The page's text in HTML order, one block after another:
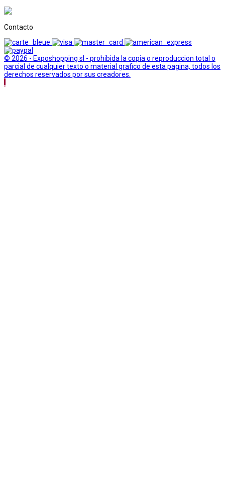
Contacto
© 2026 - Exposhopping sl - prohibida la copia o reproduccion total o
parcial de cualquier texto o material grafico de esta pagina, todos los
derechos reservados por sus creadores.